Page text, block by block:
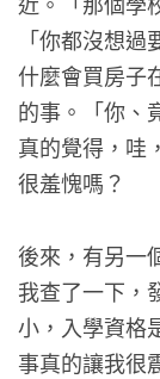
「你都沒想
什麼會買房子
的事。「你、
真的覺得，哇
很羞愧嗎？
後來，有另一
我查了一下，
小，入學資格
事真的讓我很